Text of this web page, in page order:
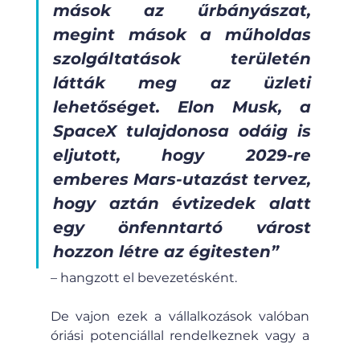
mások az űrbányászat,
megint mások a műholdas
szolgáltatások területén
látták meg az üzleti
lehetőséget. Elon Musk, a
SpaceX tulajdonosa odáig is
eljutott, hogy 2029-re
emberes Mars-utazást tervez,
hogy aztán évtizedek alatt
egy önfenntartó várost
hozzon létre az égitesten”
– hangzott el bevezetésként.
De vajon ezek a vállalkozások valóban
óriási potenciállal rendelkeznek vagy a